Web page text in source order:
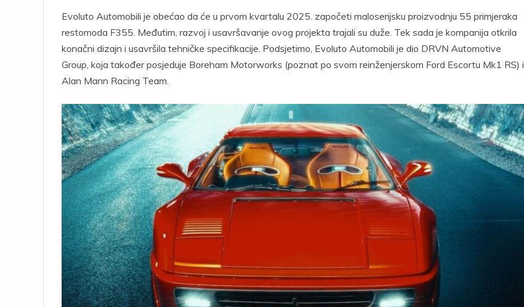
Evoluto Automobili je obećao da će u prvom kvartalu 2025. započeti maloserijsku proizvodnju 55 primjeraka
restomoda F355. Međutim, razvoj i usavršavanje ovog projekta trajali su duže. Tek sada je kompanija otkrila
konačni dizajn i usavršila tehničke specifikacije. Podsjetimo, Evoluto Automobili je dio DRVN Automotive
Group, koja također posjeduje Boreham Motorworks (poznat po svom reinženjerskom Ford Escortu Mk1 RS) i
Alan Mann Racing Team.